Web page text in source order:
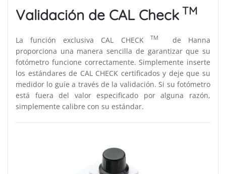
Validación de CAL Check TM
La función exclusiva CAL CHECK TM
de Hanna
proporciona una manera sencilla de garantizar que su
fotómetro funcione correctamente. Simplemente inserte
los estándares de CAL CHECK certificados y deje que su
medidor lo guíe a través de la validación. Si su fotómetro
está fuera del valor especificado por alguna razón,
simplemente calibre con su estándar.